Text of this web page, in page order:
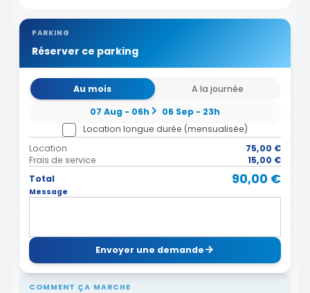
PARKING
Réserver ce parking
Au mois
A la journée
07 Aug - 06h
06 Sep - 23h
Location longue durée (mensualisée)
Location
75,00 €
Frais de service
15,00 €
Total
90,00 €
Message
Envoyer une demande
COMMENT ÇA MARCHE